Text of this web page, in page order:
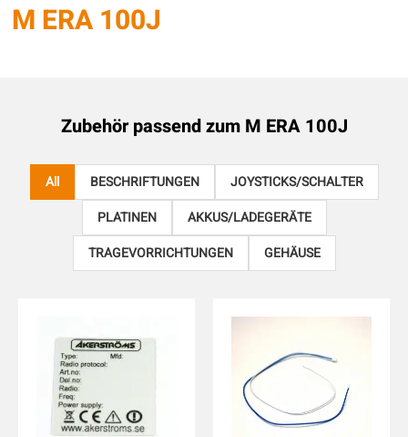
M ERA 100J
Zubehör passend zum M ERA 100J
All BESCHRIFTUNGEN
JOYSTICKS/SCHALTER
PLATINEN
AKKUS/LADEGERÄTE
TRAGEVORRICHTUNGEN
GEHÄUSE